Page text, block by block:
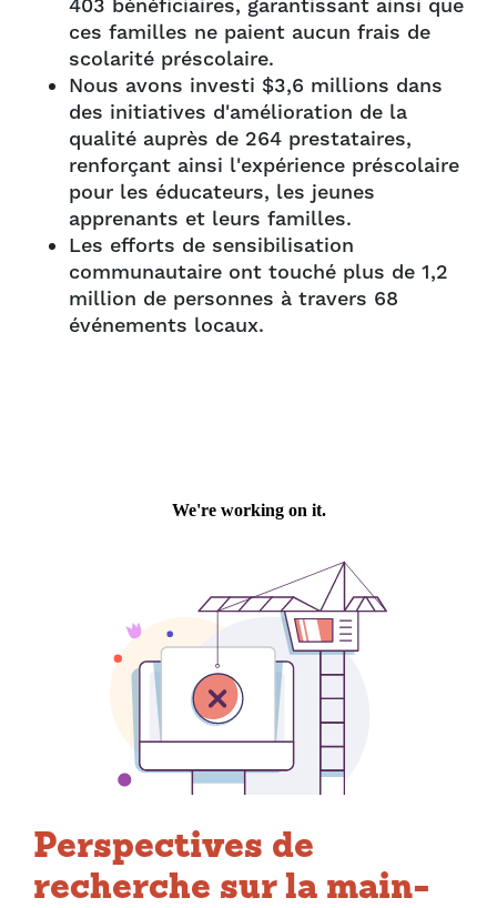
403 bénéficiaires, garantissant ainsi que
ces familles ne paient aucun frais de
scolarité préscolaire.
Nous avons investi $3,6 millions dans
des initiatives d'amélioration de la
qualité auprès de 264 prestataires,
renforçant ainsi l'expérience préscolaire
pour les éducateurs, les jeunes
apprenants et leurs familles.
Les efforts de sensibilisation
communautaire ont touché plus de 1,2
million de personnes à travers 68
événements locaux.
Perspectives de
recherche sur la main-